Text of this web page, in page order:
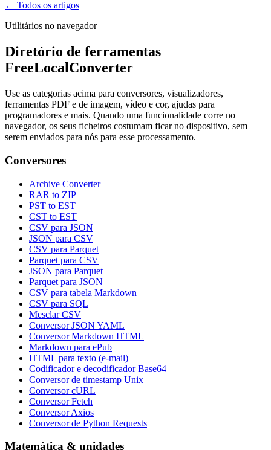
← Todos os artigos
Utilitários no navegador
Diretório de ferramentas
FreeLocalConverter
Use as categorias acima para conversores, visualizadores,
ferramentas PDF e de imagem, vídeo e cor, ajudas para
programadores e mais. Quando uma funcionalidade corre no
navegador, os seus ficheiros costumam ficar no dispositivo, sem
serem enviados para nós para esse processamento.
Conversores
Archive Converter
RAR to ZIP
PST to EST
CST to EST
CSV para JSON
JSON para CSV
CSV para Parquet
Parquet para CSV
JSON para Parquet
Parquet para JSON
CSV para tabela Markdown
CSV para SQL
Mesclar CSV
Conversor JSON YAML
Conversor Markdown HTML
Markdown para ePub
HTML para texto (e-mail)
Codificador e decodificador Base64
Conversor de timestamp Unix
Conversor cURL
Conversor Fetch
Conversor Axios
Conversor de Python Requests
Matemática & unidades